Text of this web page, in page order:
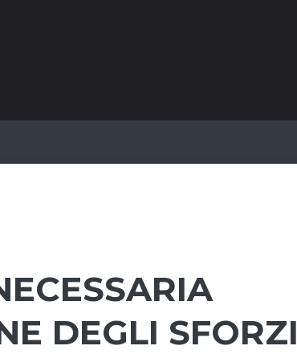
DEGLI SFORZI